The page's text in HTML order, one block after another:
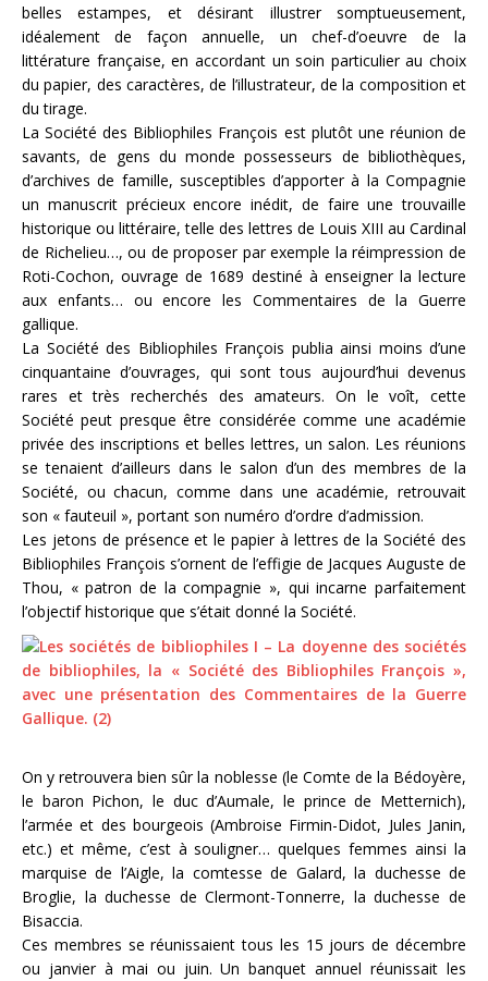
belles estampes, et désirant illustrer somptueusement,
idéalement de façon annuelle, un chef-d’oeuvre de la
littérature française, en accordant un soin particulier au choix
du papier, des caractères, de l’illustrateur, de la composition et
du tirage.
La Société des Bibliophiles François est plutôt une réunion de
savants, de gens du monde possesseurs de bibliothèques,
d’archives de famille, susceptibles d’apporter à la Compagnie
un manuscrit précieux encore inédit, de faire une trouvaille
historique ou littéraire, telle des lettres de Louis XIII au Cardinal
de Richelieu…, ou de proposer par exemple la réimpression de
Roti-Cochon, ouvrage de 1689 destiné à enseigner la lecture
aux enfants… ou encore les Commentaires de la Guerre
gallique.
La Société des Bibliophiles François publia ainsi moins d’une
cinquantaine d’ouvrages, qui sont tous aujourd’hui devenus
rares et très recherchés des amateurs. On le voît, cette
Société peut presque être considérée comme une académie
privée des inscriptions et belles lettres, un salon. Les réunions
se tenaient d’ailleurs dans le salon d’un des membres de la
Société, ou chacun, comme dans une académie, retrouvait
son « fauteuil », portant son numéro d’ordre d’admission.
Les jetons de présence et le papier à lettres de la Société des
Bibliophiles François s’ornent de l’effigie de Jacques Auguste de
Thou, « patron de la compagnie », qui incarne parfaitement
l’objectif historique que s’était donné la Société.
On y retrouvera bien sûr la noblesse (le Comte de la Bédoyère,
le baron Pichon, le duc d’Aumale, le prince de Metternich),
l’armée et des bourgeois (Ambroise Firmin-Didot, Jules Janin,
etc.) et même, c’est à souligner… quelques femmes ainsi la
marquise de l’Aigle, la comtesse de Galard, la duchesse de
Broglie, la duchesse de Clermont-Tonnerre, la duchesse de
Bisaccia.
Ces membres se réunissaient tous les 15 jours de décembre
ou janvier à mai ou juin. Un banquet annuel réunissait les